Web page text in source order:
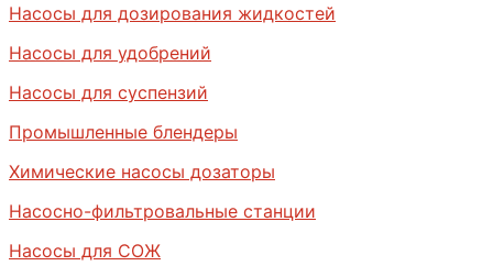
Насосы для дозирования жидкостей
Насосы для удобрений
Насосы для суспензий
Промышленные блендеры
Химические насосы дозаторы
Насосно-фильтровальные станции
Насосы для СОЖ